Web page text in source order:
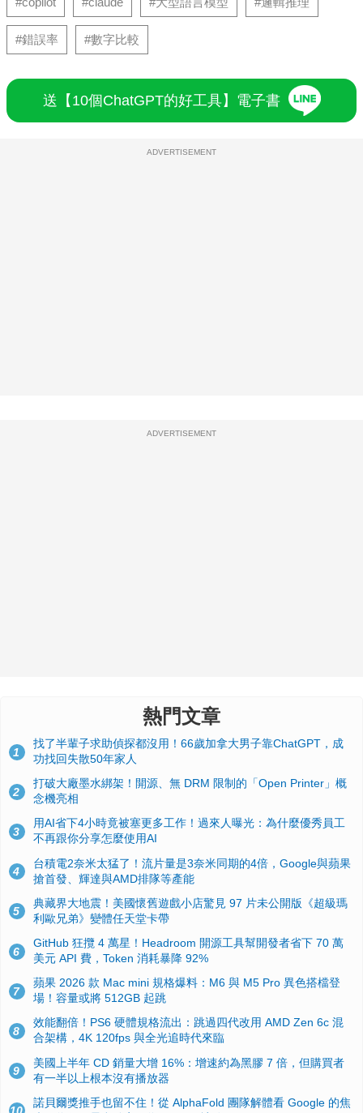
#錯誤率 #數字比較
送【10個ChatGPT的好工具】電子書
ADVERTISEMENT
ADVERTISEMENT
熱門文章
1
找了半輩子求助偵探都沒用！66歲加拿大男子靠ChatGPT，成
功找回失散50年家人
2
打破大廠墨水綁架！開源、無 DRM 限制的「Open Printer」概
念機亮相
3
用AI省下4小時竟被塞更多工作！過來人曝光：為什麼優秀員工
不再跟你分享怎麼使用AI
4
台積電2奈米太猛了！流片量是3奈米同期的4倍，Google與蘋果
搶首發、輝達與AMD排隊等產能
5
典藏界大地震！美國懷舊遊戲小店驚見 97 片未公開版《超級瑪
利歐兄弟》變體任天堂卡帶
6
GitHub 狂攬 4 萬星！Headroom 開源工具幫開發者省下 70 萬
美元 API 費，Token 消耗暴降 92%
7
蘋果 2026 款 Mac mini 規格爆料：M6 與 M5 Pro 異色搭檔登
場！容量或將 512GB 起跳
8
效能翻倍！PS6 硬體規格流出：跳過四代改用 AMD Zen 6c 混
合架構，4K 120fps 與全光追時代來臨
9
美國上半年 CD 銷量大增 16%：增速約為黑膠 7 倍，但購買者
有一半以上根本沒有播放器
諾貝爾獎推手也留不住！從 AlphaFold 團隊解體看 Google 的焦